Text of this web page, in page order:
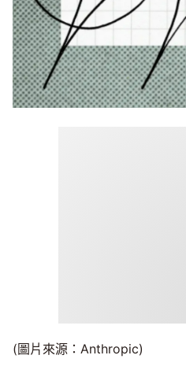
(圖片來源：Anthropic)